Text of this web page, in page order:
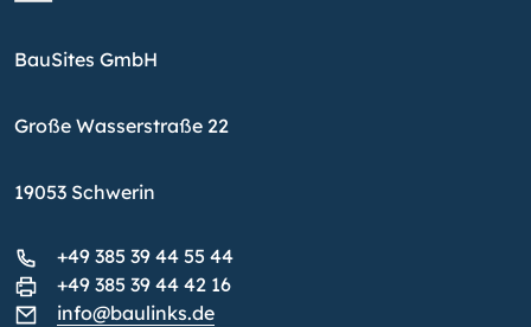
BauSites GmbH
Große Wasserstraße 22
19053 Schwerin
+49 385 39 44 55 44
+49 385 39 44 42 16
info@baulinks.de